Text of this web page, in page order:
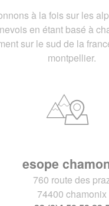
à la fois sur les
en étant basé à
sur le sud de la
montpellier.
esope
760 route des
74400 chamonix